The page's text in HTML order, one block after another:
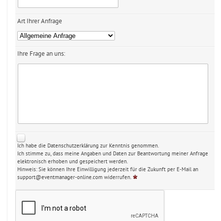
Art Ihrer Anfrage
Ihre Frage an uns:
Ich habe die Datenschutzerklärung zur Kenntnis genommen.
Ich stimme zu, dass meine Angaben und Daten zur Beantwortung meiner Anfrage
elektronisch erhoben und gespeichert werden.
Hinweis: Sie können Ihre Einwilligung jederzeit für die Zukunft per E-Mail an
support@eventmanager-online.comwiderrufen.